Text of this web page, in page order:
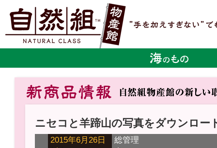
ニセコと羊蹄山の写真をダウンロー
2015年6月26日
総管理